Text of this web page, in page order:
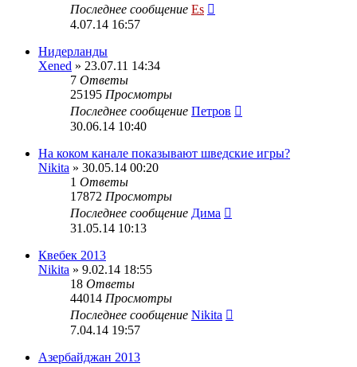
Последнее сообщение Es
4.07.14 16:57
Нидерланды
Xened » 23.07.11 14:34
7 Ответы
25195 Просмотры
Последнее сообщение Петров
30.06.14 10:40
На коком канале показывают шведские игры?
Nikita » 30.05.14 00:20
1 Ответы
17872 Просмотры
Последнее сообщение Дима
31.05.14 10:13
Квебек 2013
Nikita » 9.02.14 18:55
18 Ответы
44014 Просмотры
Последнее сообщение Nikita
7.04.14 19:57
Азербайджан 2013